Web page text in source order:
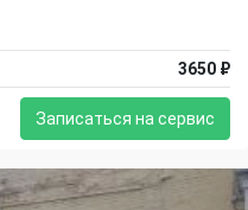
3650 ₽
Записаться на сервис